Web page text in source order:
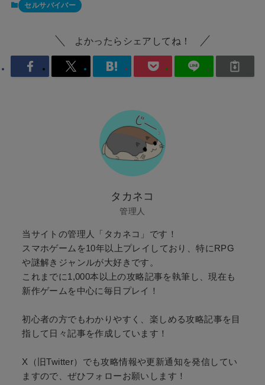
セルサバイバー
よかったらシェアしてね！
タカネコ
管理人
当サイトの管理人「タカネコ」です！
スマホゲームを10年以上プレイしており、特にRPG
や謎解きジャンルが大好きです。
これまでに1,000本以上の攻略記事を執筆し、現在も
新作ゲームを中心に毎日プレイ！
初心者の方でもわかりやすく、楽しめる攻略記事を目
指して日々記事を作成しています！
X（旧Twitter）でも攻略情報や更新通知を発信してい
ますので、ぜひフォローお願いします！